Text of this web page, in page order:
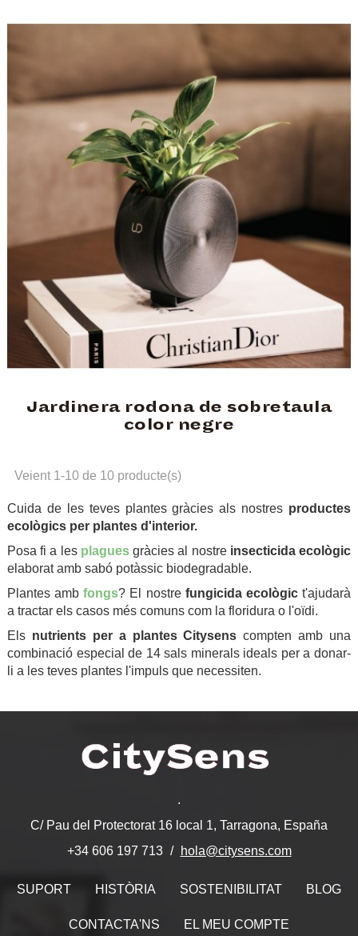
Jardinera rodona de sobretaula
color negre
Veient 1-10 de 10 producte(s)
Cuida de les teves plantes gràcies als nostres productes
ecològics per plantes d'interior.
Posa fi a les plaguesgràcies al nostre insecticida ecològic
elaborat amb sabó potàssic biodegradable.
Plantes ambfongs? El nostrefungicida ecològict'ajudarà
a tractar els casos més comuns com la floridura o l'oïdi.
Els nutrients per a plantes Citysens compten amb una
combinació especial de 14 sals minerals ideals per a donar-
li a les teves plantes l'impuls que necessiten.
.
C/ Pau del Protectorat 16 local 1, Tarragona, España
+34 606 197 713
hola@citysens.com
SUPORT HISTÒRIA SOSTENIBILITAT BLOG
CONTACTA'NS EL MEU COMPTE